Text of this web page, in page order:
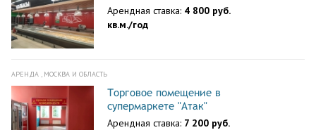
Арендная ставка: 4 800 руб.
кв.м./год
АРЕНДА , МОСКВА И ОБЛАСТЬ
Торговое помещение в
супермаркете "Атак"
Арендная ставка: 7 200 руб.